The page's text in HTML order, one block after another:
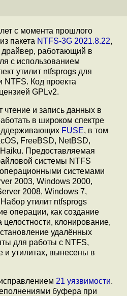
с момента прошлого
пакета NTFS-3G 2021.8.22,
работающий в
с использованием
утилит ntfsprogs для
NTFS. Код проекта
GPLv2.
и запись данных в
в широком спектре
FUSE, в том
FreeBSD, NetBSD,
Предоставляемая
системы NTFS
системами
2003, Windows 2000,
2008, Windows 7,
утилит ntfsprogs
операции, как создание
клонирование,
удалённых
для работы c NTFS,
и утилитах, вынесены в
21 уязвимости.
буфера при